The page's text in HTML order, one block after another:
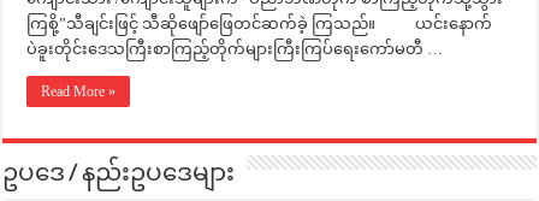
ကြစို့”သီချင်းဖြင့် သီဆိုဖျော်ဖြေတင်ဆက်ခဲ့ ကြသည်။ ယင်းနောက်
ပဲခူးတိုင်းဒေသကြီးစာကြည့်တိုက်များကြီးကြပ်ရေးကော်မတီ …
Read More »
ဥပဒေ / နည်းဥပဒေများ